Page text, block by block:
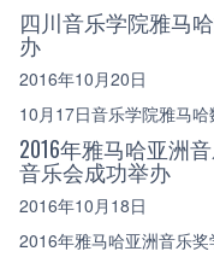
四川音乐学院雅马
办
2016年10月20日
10月17日音乐学院雅马
2016年雅马哈亚洲
音乐会成功举办
2016年10月18日
2016年雅马哈亚洲音乐